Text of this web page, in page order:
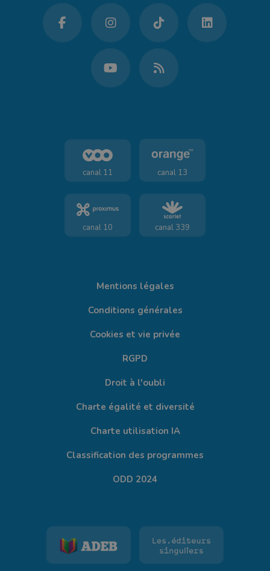
canal 11 canal 13
canal 10 canal 339
Mentions légales
Conditions générales
Cookies et vie privée
RGPD
Droit à l'oubli
Charte égalité et diversité
Charte utilisation IA
Classification des programmes
ODD 2024